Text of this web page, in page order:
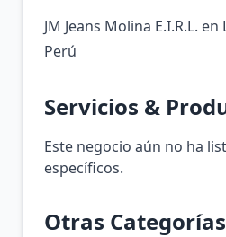
JM Jeans Molina E.I.R.L.
Perú
Servicios &
Este negocio aún no ha
específicos.
Otras Categorías